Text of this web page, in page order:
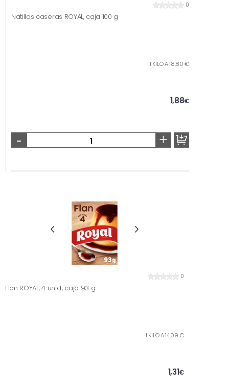
0
Natillas caseras ROYAL, caja 100 g
1 KILO A 18,80 €
1,88€
- +
0
Flan ROYAL, 4 unid., caja 93 g
1 KILO A 14,09 €
1,31€